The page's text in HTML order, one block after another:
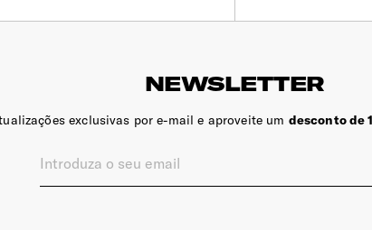
NEWSLETTER
exclusivas por e-mail e aproveite um desconto de